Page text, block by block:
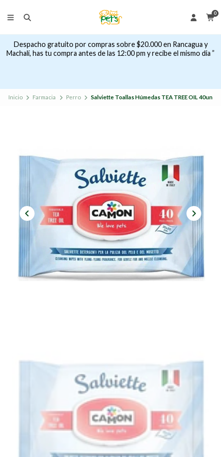
0
Despacho gratuito por compras sobre $20.000 en Rancagua y
Machalí, has tu compra antes de las 12:00 pm y recibe el mismo dia ”
Inicio Farmacia Perro Salviette Toallas Húmedas TEA TREE OIL 40un